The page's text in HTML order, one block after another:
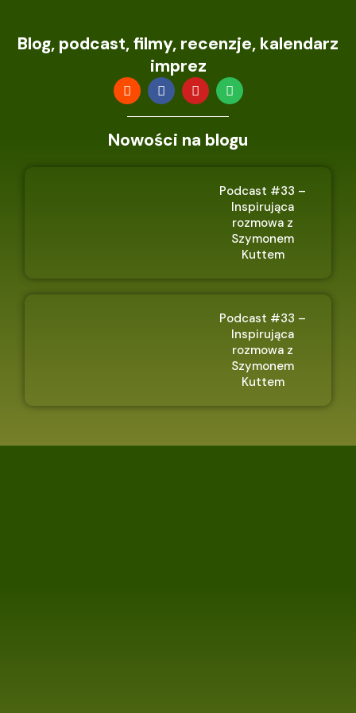
Blog, podcast, filmy, recenzje, kalendarz
imprez
Nowości na blogu
Podcast #33 –
Inspirująca
rozmowa z
Szymonem
Kuttem
Podcast #33 –
Inspirująca
rozmowa z
Szymonem
Kuttem